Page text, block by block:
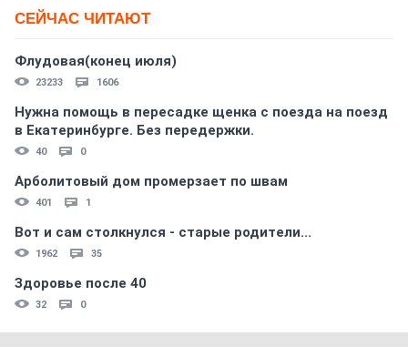
СЕЙЧАС ЧИТАЮТ
Флудовая(конец июля)
23233 1606
Нужна помощь в пересадке щенка с поезда на поезд
в Екатеринбурге. Без передержки.
40 0
Арболитовый дом промерзает по швам
401 1
Вот и сам столкнулся - старые родители...
1962 35
Здоровье после 40
32 0